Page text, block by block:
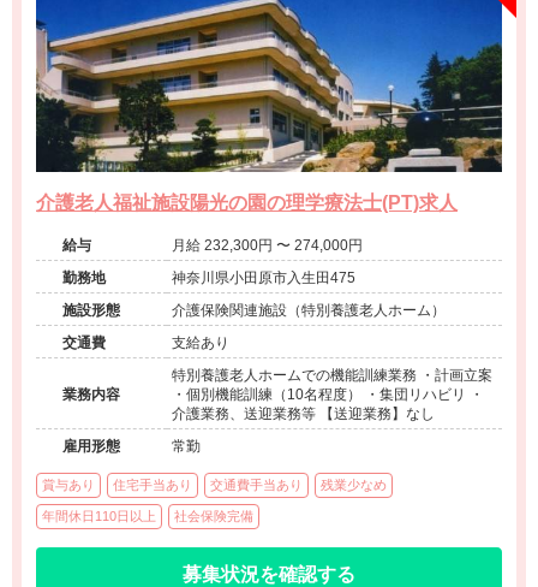
介護老人福祉施設陽光の園の理学療法士(PT)求人
給与
月給 232,300円 〜 274,000円
勤務地
神奈川県小田原市入生田475
施設形態
介護保険関連施設（特別養護老人ホーム）
交通費
支給あり
業務内容
特別養護老人ホームでの機能訓練業務 ・計画立案
・個別機能訓練（10名程度） ・集団リハビリ ・
介護業務、送迎業務等 【送迎業務】なし
雇用形態
常勤
賞与あり 住宅手当あり 交通費手当あり 残業少なめ
年間休日110日以上 社会保険完備
募集状況を確認する